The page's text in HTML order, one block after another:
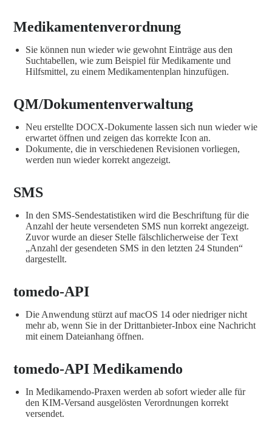
Medikamentenverordnung
Sie können nun wieder wie gewohnt Einträge aus den
Suchtabellen, wie zum Beispiel für Medikamente und
Hilfsmittel, zu einem Medikamentenplan hinzufügen.
QM/Dokumentenverwaltung
Neu erstellte DOCX-Dokumente lassen sich nun wieder wie
erwartet öffnen und zeigen das korrekte Icon an.
Dokumente, die in verschiedenen Revisionen vorliegen,
werden nun wieder korrekt angezeigt.
SMS
In den SMS-Sendestatistiken wird die Beschriftung für die
Anzahl der heute versendeten SMS nun korrekt angezeigt.
Zuvor wurde an dieser Stelle fälschlicherweise der Text
„Anzahl der gesendeten SMS in den letzten 24 Stunden“
dargestellt.
tomedo-API
Die Anwendung stürzt auf macOS 14 oder niedriger nicht
mehr ab, wenn Sie in der Drittanbieter-Inbox eine Nachricht
mit einem Dateianhang öffnen.
tomedo-API Medikamendo
In Medikamendo-Praxen werden ab sofort wieder alle für
den KIM-Versand ausgelösten Verordnungen korrekt
versendet.